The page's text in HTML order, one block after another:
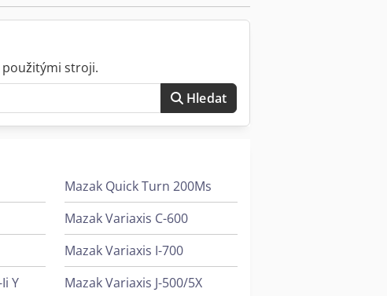
použitými stroji.
Hledat
Y
Mazak Quick Turn 200Ms
Mazak Variaxis C-600
Mazak Variaxis I-700
Mazak Variaxis J-500/5X